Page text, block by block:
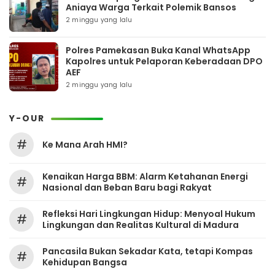
Aniaya Warga Terkait Polemik Bansos
2 minggu yang lalu
Polres Pamekasan Buka Kanal WhatsApp
Kapolres untuk Pelaporan Keberadaan DPO
AEF
2 minggu yang lalu
Y-OUR
# Ke Mana Arah HMI?
#
Kenaikan Harga BBM: Alarm Ketahanan Energi
Nasional dan Beban Baru bagi Rakyat
#
Refleksi Hari Lingkungan Hidup: Menyoal Hukum
Lingkungan dan Realitas Kultural di Madura
#
Pancasila Bukan Sekadar Kata, tetapi Kompas
Kehidupan Bangsa